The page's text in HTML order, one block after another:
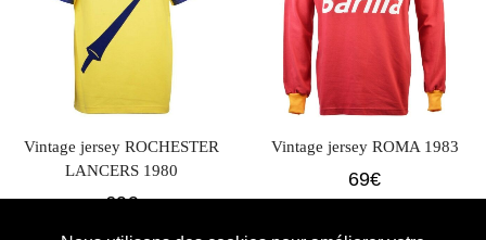
Vintage jersey ROCHESTER
LANCERS 1980
69€
Vintage jersey ROMA 1983
69€